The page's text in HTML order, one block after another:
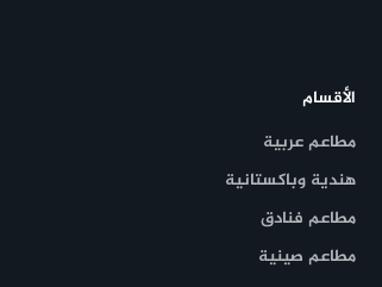
الأقسام
مطاعم عربية
هندية وباكستانية
مطاعم فنادق
مطاعم صينية